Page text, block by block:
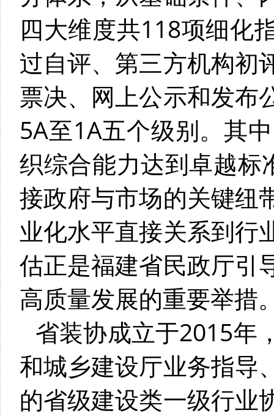
四大维度共118项细化
过自评、第三方机构初
票决、网上公示和发布
5A至1A五个级别。其
织综合能力达到卓越标
接政府与市场的关键纽
业化水平直接关系到行
估正是福建省民政厅引
高质量发展的重要举措
省装协成立于2015年
和城乡建设厅业务指导
的省级建设类一级行业